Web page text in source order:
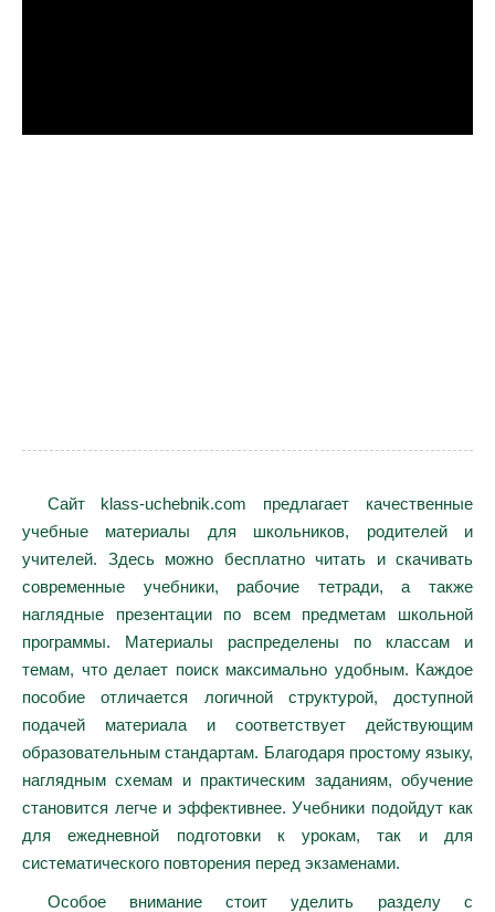
Сайт klass-uchebnik.com предлагает качественные
учебные материалы для школьников, родителей и
учителей. Здесь можно бесплатно читать и скачивать
современные учебники, рабочие тетради, а также
наглядные презентации по всем предметам школьной
программы. Материалы распределены по классам и
темам, что делает поиск максимально удобным. Каждое
пособие отличается логичной структурой, доступной
подачей материала и соответствует действующим
образовательным стандартам. Благодаря простому языку,
наглядным схемам и практическим заданиям, обучение
становится легче и эффективнее. Учебники подойдут как
для ежедневной подготовки к урокам, так и для
систематического повторения перед экзаменами.
Особое внимание стоит уделить разделу с